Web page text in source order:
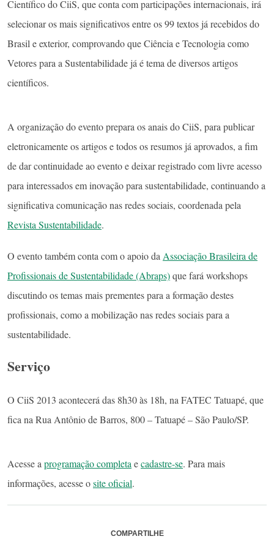
Científico do CiiS, que conta com participações internacionais, irá
selecionar os mais significativos entre os 99 textos já recebidos do
Brasil e exterior, comprovando que Ciência e Tecnologia como
Vetores para a Sustentabilidade já é tema de diversos artigos
científicos.
A organização do evento prepara os anais do CiiS, para publicar
eletronicamente os artigos e todos os resumos já aprovados, a fim
de dar continuidade ao evento e deixar registrado com livre acesso
para interessados em inovação para sustentabilidade, continuando a
significativa comunicação nas redes sociais, coordenada pela
Revista Sustentabilidade.
O evento também conta com o apoio da Associação Brasileira de
Profissionais de Sustentabilidade (Abraps)que fará workshops
discutindo os temas mais prementes para a formação destes
profissionais, como a mobilização nas redes sociais para a
sustentabilidade.
Serviço
O CiiS 2013 acontecerá das 8h30 às 18h, na FATEC Tatuapé, que
fica na Rua Antônio de Barros, 800 – Tatuapé – São Paulo/SP.
Acesse a programação completa ecadastre-se. Para mais
informações, acesse osite oficial.
COMPARTILHE